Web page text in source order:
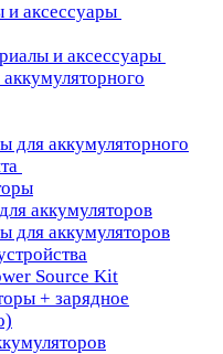
и аксессуары
и аксессуары
для аккумуляторного
аккумуляторов
для аккумуляторов
Source Kit
+ зарядное